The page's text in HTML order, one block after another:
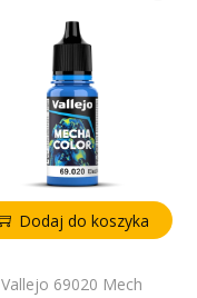
Dodaj do koszyka
Vallejo 69020 Mech